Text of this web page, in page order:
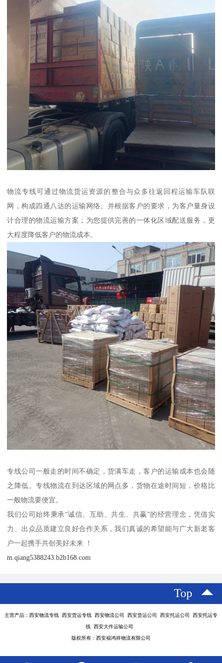
物流专线可通过物流货运资源的整合与众多往返回程运输车队联
网，构成四通八达的运输网络。并根据客户的要求，为客户量身设
计合理的物流运输方案；为您提供完善的一体化区域配送服务，更
大程度降低客户的物流成本。
专线公司一般走的时间不确定，货满车走，客户的运输成本也会随
之降低。专线物流在到达区域的网点多，货物在途时间短，价格比
一般物流要便宜。
我们公司始终秉承“诚信、互助、共生、共赢”的经营理念，凭借实
力、出众品质建立良好合作关系，我们真诚的希望能与广大新老客
户一起携手共创美好未来 ！
m.qiang5388243.b2b168.com
Top
主营产品：西安物流专线 西安货运专线 西安物流公司 西安货运公司 西安托运公司 西安托运专
线 西安大件运输公司
版权所有：西安福鸿祥物流有限公司